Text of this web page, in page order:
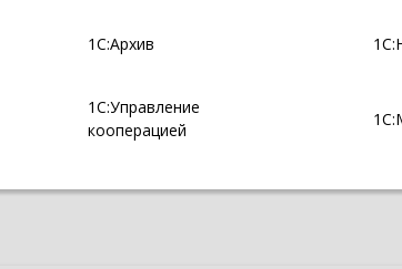
1С:Архив
1С:Управление
кооперацией